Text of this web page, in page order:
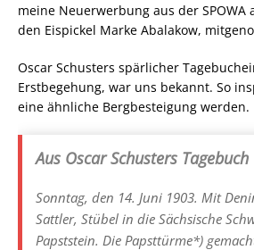
meine Neuerwerbung aus der SPOWA
den Eispickel Marke Abalakow,
Oscar Schusters spärlicher
Erstbegehung, war uns bekannt. So
eine ähnliche Bergbesteigung werden.
Aus Oscar Schusters Tagebuch
Sonntag, den 14. Juni 1903. Mit
Sattler, Stübel in die Sächsische
Papststein. Die Papsttürme*)